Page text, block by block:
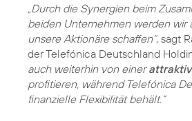
„Durch die Synergien beim
beiden Unternehmen werden wir
unsere Aktionäre schaffen“, sagt
der Telefónica Deutschland
auch weiterhin von einer
profitieren, während Telefónica
finanzielle Flexibilität behält.“